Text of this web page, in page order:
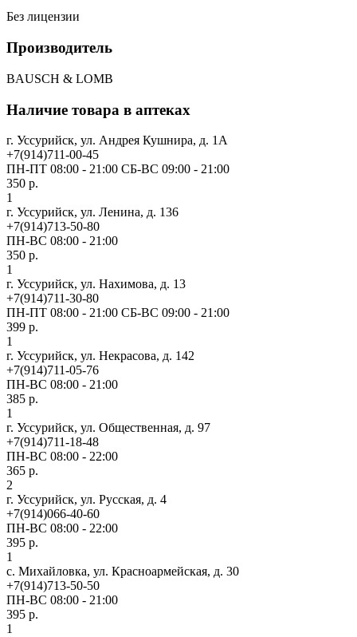
Без лицензии
Производитель
BAUSCH & LOMB
Наличие товара в аптеках
г. Уссурийск, ул. Андрея Кушнира, д. 1А
+7(914)711-00-45
ПН-ПТ 08:00 - 21:00 СБ-ВС 09:00 - 21:00
350 р.
1
г. Уссурийск, ул. Ленина, д. 136
+7(914)713-50-80
ПН-ВС 08:00 - 21:00
350 р.
1
г. Уссурийск, ул. Нахимова, д. 13
+7(914)711-30-80
ПН-ПТ 08:00 - 21:00 СБ-ВС 09:00 - 21:00
399 р.
1
г. Уссурийск, ул. Некрасова, д. 142
+7(914)711-05-76
ПН-ВС 08:00 - 21:00
385 р.
1
г. Уссурийск, ул. Общественная, д. 97
+7(914)711-18-48
ПН-ВС 08:00 - 22:00
365 р.
2
г. Уссурийск, ул. Русская, д. 4
+7(914)066-40-60
ПН-ВС 08:00 - 22:00
395 р.
1
с. Михайловка, ул. Красноармейская, д. 30
+7(914)713-50-50
ПН-ВС 08:00 - 21:00
395 р.
1